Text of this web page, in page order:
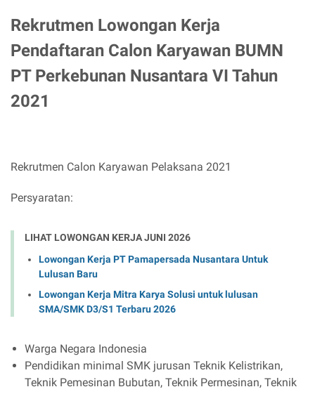
Rekrutmen Lowongan Kerja
Pendaftaran Calon Karyawan BUMN
PT Perkebunan Nusantara VI Tahun
2021
Rekrutmen Calon Karyawan Pelaksana 2021
Persyaratan:
LIHAT LOWONGAN KERJA JUNI 2026
Lowongan Kerja PT Pamapersada Nusantara Untuk
Lulusan Baru
Lowongan Kerja Mitra Karya Solusi untuk lulusan
SMA/SMK D3/S1 Terbaru 2026
Warga Negara Indonesia
Pendidikan minimal SMK jurusan Teknik Kelistrikan,
Teknik Pemesinan Bubutan, Teknik Permesinan, Teknik